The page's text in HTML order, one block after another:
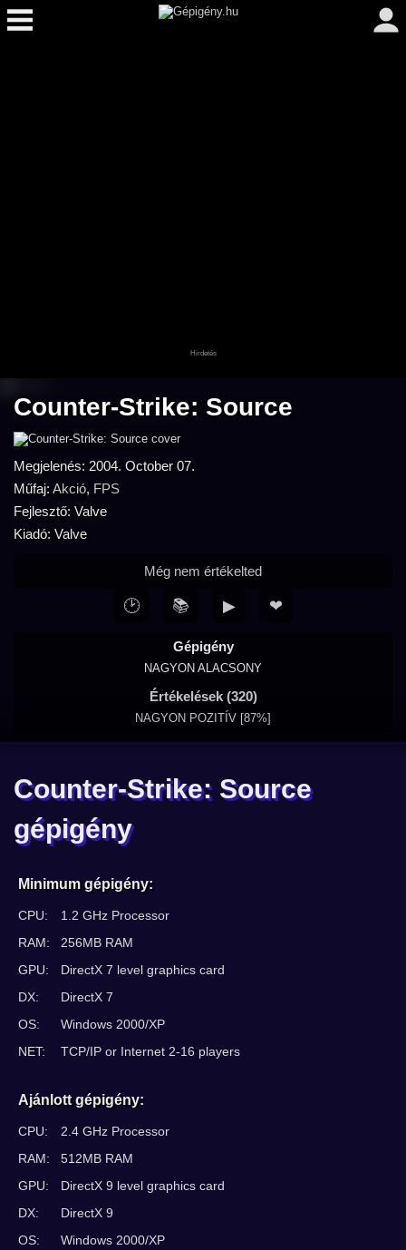
Counter-Strike: Source
Megjelenés: 2004. October 07.
Műfaj: Akció, FPS
Fejlesztő: Valve
Kiadó: Valve
Gépigény
NAGYON ALACSONY
Értékelések (320)
NAGYON POZITÍV [87%]
Még nem értékelted
🕑 📚 ▶ ❤
Counter-Strike: Source
gépigény
Minimum gépigény:
CPU:
1.2 GHz Processor
RAM:
256MB RAM
GPU:
DirectX 7 level graphics card
DX:
DirectX 7
OS:
Windows 2000/XP
NET:
TCP/IP or Internet 2-16 players
Ajánlott gépigény:
CPU:
2.4 GHz Processor
RAM:
512MB RAM
GPU:
DirectX 9 level graphics card
DX:
DirectX 9
OS:
Windows 2000/XP